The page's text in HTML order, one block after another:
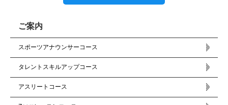
ご案内
スポーツアナウンサーコース
タレントスキルアップコース
アスリートコース